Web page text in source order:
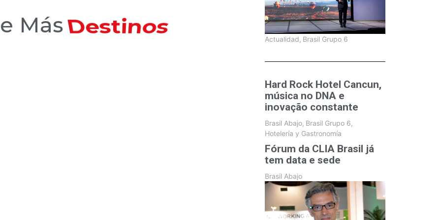
MásHoteles
Actualidad, Brasil Grupo 6
Hard Rock Hotel Cancun,
música no DNA e
inovação constante
Brasil Abajo, Brasil Grupo 6,
Hotelería y Gastronomía
Fórum da CLIA Brasil já
tem data e sede
Brasil Abajo